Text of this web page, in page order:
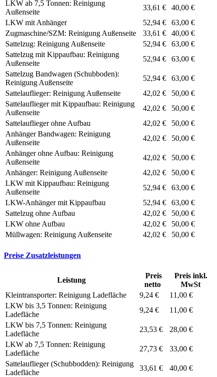
LKW ab 7,5 Tonnen: Reinigung
Außenseite
33,61 €
40,00 €
LKW mit Anhänger
52,94 €
63,00 €
Zugmaschine/SZM: Reinigung Außenseite
33,61 €
40,00 €
Sattelzug: Reinigung Außenseite
52,94 €
63,00 €
Sattelzug mit Kippaufbau: Reinigung
Außenseite
52,94 €
63,00 €
Sattelzug Bandwagen (Schubboden):
Reinigung Außenseite
52,94 €
63,00 €
Sattelauflieger: Reinigung Außenseite
42,02 €
50,00 €
Sattelauflieger mit Kippaufbau: Reinigung
Außenseite
42,02 €
50,00 €
Sattelauflieger ohne Aufbau
42,02 €
50,00 €
Anhänger Bandwagen: Reinigung
Außenseite
42,02 €
50,00 €
Anhänger ohne Aufbau: Reinigung
Außenseite
42,02 €
50,00 €
Anhänger: Reinigung Außenseite
42,02 €
50,00 €
LKW mit Kippaufbau: Reinigung
Außenseite
52,94 €
63,00 €
LKW-Anhänger mit Kippaufbau
52,94 €
63,00 €
Sattelzug ohne Aufbau
42,02 €
50,00 €
LKW ohne Aufbau
42,02 €
50,00 €
Müllwagen: Reinigung Außenseite
42,02 € 50,00 €
Preise Zusatzleistungen
Leistung
Preis
netto
Preis inkl.
MwSt
Kleintransporter: Reinigung Ladefläche
9,24 €
11,00 €
LKW bis 3,5 Tonnen: Reinigung
Ladefläche
9,24 €
11,00 €
LKW bis 7,5 Tonnen: Reinigung
Ladefläche
23,53 €
28,00 €
LKW ab 7,5 Tonnen: Reinigung
Ladefläche
27,73 €
33,00 €
Sattelauflieger (Schubbodden): Reinigung
Ladefläche
33,61 € 40,00 €